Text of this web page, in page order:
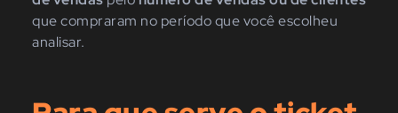
que compraram no período que você escolheu
analisar.